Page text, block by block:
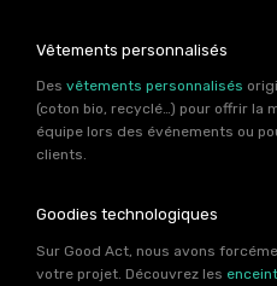
Vêtements personnalisés
Des vêtements personnalisés
(coton bio, recyclé…) pour offrir la
équipe lors des événements ou
clients.
Goodies technologiques
Sur Good Act, nous avons
votre projet. Découvrez les